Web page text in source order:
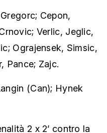
Cepon,
Verlic, Jeglic,
Ograjensek, Simsic,
Pance; Zajc.
(Can); Hynek
2 x 2’ contro la